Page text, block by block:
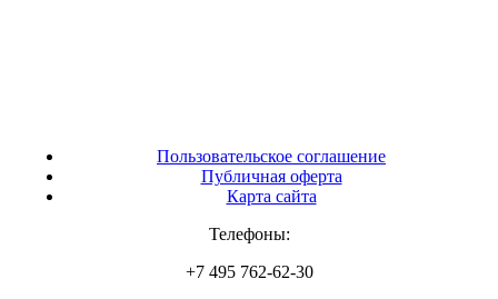
Пользовательское соглашение
Публичная оферта
Карта сайта
Телефоны:
+7 495 762-62-30